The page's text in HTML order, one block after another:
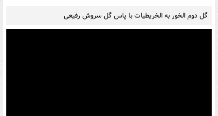
گل دوم الخور به الخریطیات با پاس گل سروش رفیعی